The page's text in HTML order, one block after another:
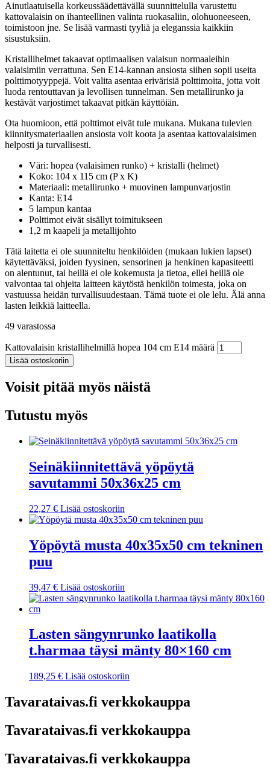
Ainutlaatuisella korkeussäädettävällä suunnittelulla varustettu
kattovalaisin on ihanteellinen valinta ruokasaliin, olohuoneeseen,
toimistoon jne. Se lisää varmasti tyyliä ja eleganssia kaikkiin
sisustuksiin.
Kristallihelmet takaavat optimaalisen valaisun normaaleihin
valaisimiin verrattuna. Sen E14-kannan ansiosta siihen sopii useita
polttimotyyppejä. Voit valita asentaa erivärisiä polttimoita, jotta voit
luoda rentouttavan ja levollisen tunnelman. Sen metallirunko ja
kestävät varjostimet takaavat pitkän käyttöiän.
Ota huomioon, että polttimot eivät tule mukana. Mukana tulevien
kiinnitysmateriaalien ansiosta voit koota ja asentaa kattovalaisimen
helposti ja turvallisesti.
Väri: hopea (valaisimen runko) + kristalli (helmet)
Koko: 104 x 115 cm (P x K)
Materiaali: metallirunko + muovinen lampunvarjostin
Kanta: E14
5 lampun kantaa
Polttimot eivät sisällyt toimitukseen
1,2 m kaapeli ja metallijohto
Tätä laitetta ei ole suunniteltu henkilöiden (mukaan lukien lapset)
käytettäväksi, joiden fyysinen, sensorinen ja henkinen kapasiteetti
on alentunut, tai heillä ei ole kokemusta ja tietoa, ellei heillä ole
valvontaa tai ohjeita laitteen käytöstä henkilön toimesta, joka on
vastuussa heidän turvallisuudestaan. Tämä tuote ei ole lelu. Älä anna
lasten leikkiä laitteella.
49 varastossa
Kattovalaisin kristallihelmillä hopea 104 cm E14 määrä
Lisää ostoskoriin
Voisit pitää myös näistä
Tutustu myös
Seinäkiinnitettävä yöpöytä
savutammi 50x36x25 cm
22,27 € Lisää ostoskoriin
Yöpöytä musta 40x35x50 cm tekninen
puu
39,47 € Lisää ostoskoriin
Lasten sängynrunko laatikolla
t.harmaa täysi mänty 80×160 cm
189,25 € Lisää ostoskoriin
Tavarataivas.fi verkkokauppa
Tavarataivas.fi verkkokauppa
Tavarataivas.fi verkkokauppa